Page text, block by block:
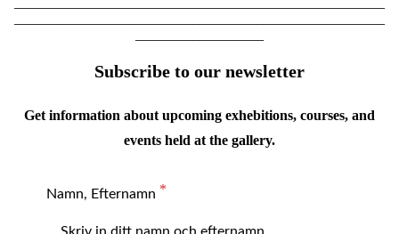
Subscribe to our newsletter
Get information about upcoming exhebitions, courses, and
events held at the gallery.
Namn, Efternamn